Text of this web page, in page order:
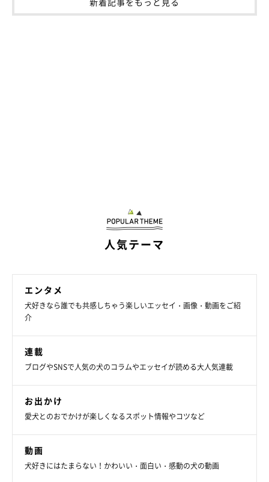
ペットの服のお直しをしてくれるらしい
人気テーマ
エンタメ
犬好きなら誰でも共感しちゃう楽しいエッセイ・画像・動画をご紹
介
連載
ブログやSNSで人気の犬のコラムやエッセイが読める大人気連載
お出かけ
愛犬とのおでかけが楽しくなるスポット情報やコツなど
動画
犬好きにはたまらない！かわいい・面白い・感動の犬の動画